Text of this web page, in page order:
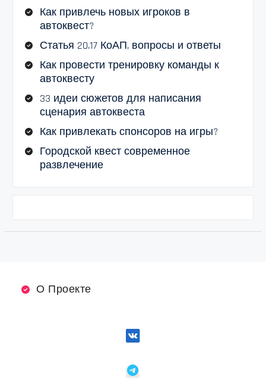
Как привлечь новых игроков в
автоквест?
Статья 20.17 КоАП, вопросы и ответы
Как провести тренировку команды к
автоквесту
33 идеи сюжетов для написания
сценария автоквеста
Как привлекать спонсоров на игры?
Городской квест современное
развлечение
О Проекте